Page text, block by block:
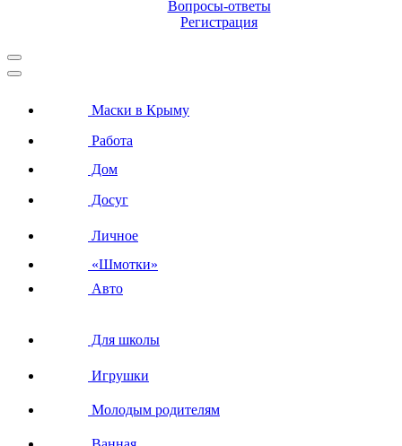
Вопросы-ответы
Регистрация
Маски в Крыму
Работа
Дом
Досуг
Личное
«Шмотки»
Авто
Для школы
Игрушки
Молодым родителям